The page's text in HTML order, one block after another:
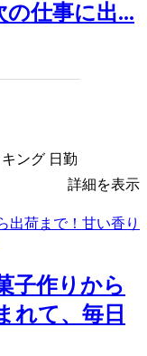
仕事に出...
ング 日勤
詳細を表示
子作りから
れて、毎日